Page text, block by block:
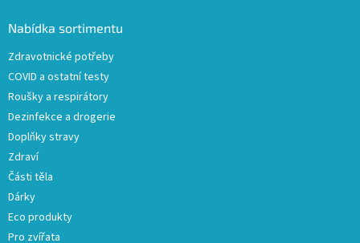
Nabídka sortimentu
Zdravotnické potřeby
COVID a ostatní testy
Roušky a respirátory
Dezinfekce a drogerie
Doplňky stravy
Zdraví
Části těla
Dárky
Eco produkty
Pro zvířata